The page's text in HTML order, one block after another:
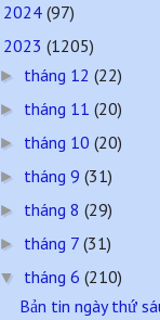
2024 (97)
2023 (1205)
► tháng 12 (22)
► tháng 11 (20)
► tháng 10 (20)
► tháng 9 (31)
► tháng 8 (29)
► tháng 7 (31)
▼ tháng 6 (210)
Bản tin ngày thứ